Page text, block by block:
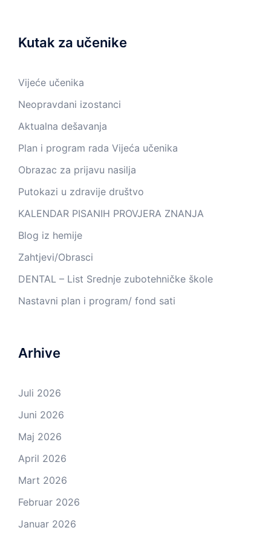
Kutak za učenike
Vijeće učenika
Neopravdani izostanci
Aktualna dešavanja
Plan i program rada Vijeća učenika
Obrazac za prijavu nasilja
Putokazi u zdravije društvo
KALENDAR PISANIH PROVJERA ZNANJA
Blog iz hemije
Zahtjevi/Obrasci
DENTAL – List Srednje zubotehničke škole
Nastavni plan i program/ fond sati
Arhive
Juli 2026
Juni 2026
Maj 2026
April 2026
Mart 2026
Februar 2026
Januar 2026